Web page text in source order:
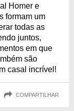
Homer e
formam um
todas as
juntos,
em que
são
casal incrível!
COMPARTILHAR